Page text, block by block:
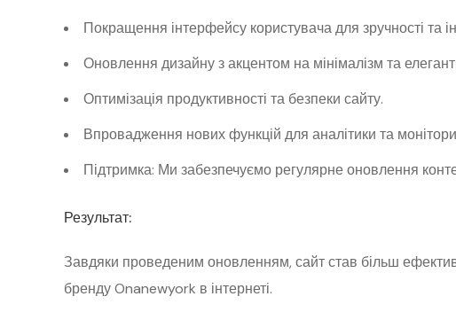
Покращення інтерфейсу користувача для зручності та
Оновлення дизайну з акцентом на мінімалізм та
Оптимізація продуктивності та безпеки сайту.
Впровадження нових функцій для аналітики та
Підтримка: Ми забезпечуємо регулярне оновлення
Результат:
Завдяки проведеним оновленням, сайт став більш
бренду Onanewyork в інтернеті.